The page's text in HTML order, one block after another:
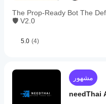
The Prop-Ready Bot The
🛡️ V2.0
5.0 (4)
مشهور
needThai